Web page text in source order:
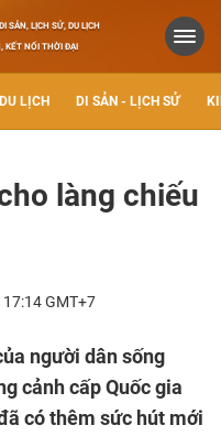
SẢN, LỊCH SỬ, DU LỊCH
KẾT NỐI THỜI ĐẠI
LỊCH DI SẢN - LỊCH SỬ
làng chiếu
GMT+7
người dân sống
cảnh cấp Quốc gia
có thêm sức hút mới